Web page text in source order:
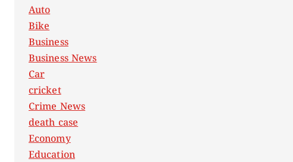
Auto
Bike
Business
Business News
Car
cricket
Crime News
death case
Economy
Education